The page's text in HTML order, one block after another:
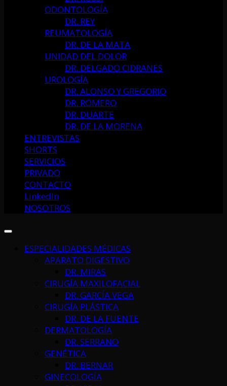
ODONTOLOGÍA
DR. REY
REUMATOLOGÍA
DR. DE LA MATA
UNIDAD DEL DOLOR
DR. DELGADO CIDRANES
UROLOGÍA
DR. ALONSO Y GREGORIO
DR. ROMERO
DR. DUARTE
DR. DE LA MORENA
ENTREVISTAS
SHORTS
SERVICIOS
PRIVADO
CONTACTO
LinkedIn
NOSOTROS
ESPECIALIDADES MÉDICAS
APARATO DIGESTIVO
DR. MIRAS
CIRUGÍA MAXILOFACIAL
DR. GARCÍA VEGA
CIRUGÍA PLÁSTICA
DR. DE LA FUENTE
DERMATOLOGÍA
DR. SERRANO
GENÉTICA
DR. BERNAR
GINECOLOGÍA